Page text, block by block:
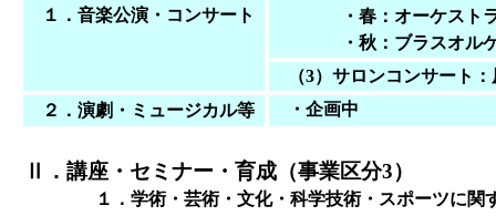
１．音楽公演・コンサート
・春：オーケストラ
・秋：ブラスオルケ
（3）サロンコンサート：
２．演劇・ミュージカル等
・企画中
Ⅱ．講座・セミナー・育成（事業区分3）
１．学術・芸術・文化・科学技術・スポーツに関す